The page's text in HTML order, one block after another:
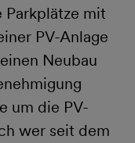
Parkplätze mit
PV-Anlage
Neubau
um die PV-
wer seit dem